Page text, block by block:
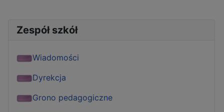
Zespół szkół
Wiadomości
Dyrekcja
Grono pedagogiczne